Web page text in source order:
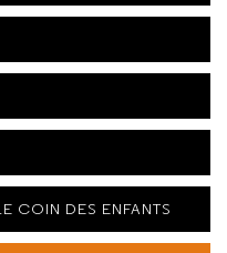
COIN DES ENFANTS